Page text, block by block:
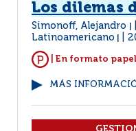
Los dilemas
Simonoff, Alejandro
Latinoamericano
| En formato
MÁS